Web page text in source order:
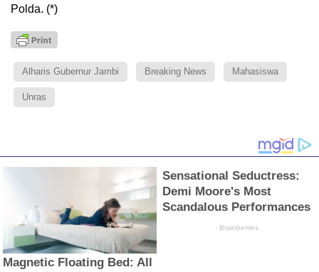
Polda. (*)
Alharis Gubernur Jambi Breaking News Mahasiswa
Unras